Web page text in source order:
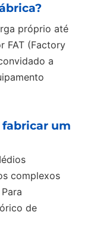
próprio até
FAT (Factory
a
um
complexos
de